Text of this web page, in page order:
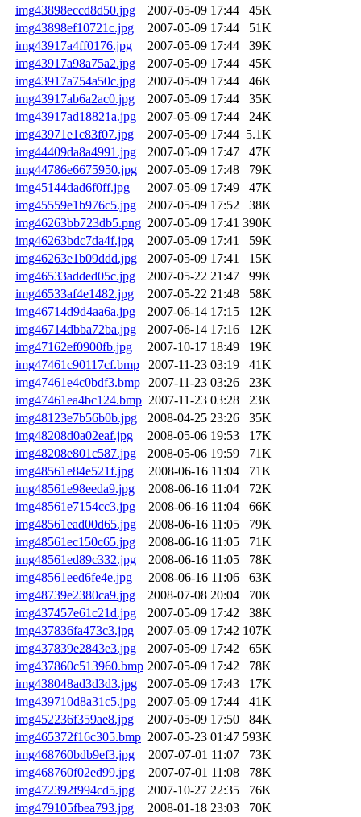
img43898eccd8d50.jpg
2007-05-09 17:44
45K
img43898ef10721c.jpg
2007-05-09 17:44
51K
img43917a4ff0176.jpg
2007-05-09 17:44
39K
img43917a98a75a2.jpg
2007-05-09 17:44
45K
img43917a754a50c.jpg
2007-05-09 17:44
46K
img43917ab6a2ac0.jpg
2007-05-09 17:44
35K
img43917ad18821a.jpg
2007-05-09 17:44
24K
img43971e1c83f07.jpg
2007-05-09 17:44 5.1K
img44409da8a4991.jpg
2007-05-09 17:47
47K
img44786e6675950.jpg
2007-05-09 17:48
79K
img45144dad6f0ff.jpg
2007-05-09 17:49
47K
img45559e1b976c5.jpg
2007-05-09 17:52
38K
img46263bb723db5.png 2007-05-09 17:41 390K
img46263bdc7da4f.jpg
2007-05-09 17:41
59K
img46263e1b09ddd.jpg
2007-05-09 17:41
15K
img46533added05c.jpg
2007-05-22 21:47
99K
img46533af4e1482.jpg
2007-05-22 21:48
58K
img46714d9d4aa6a.jpg
2007-06-14 17:15
12K
img46714dbba72ba.jpg
2007-06-14 17:16
12K
img47162ef0900fb.jpg
2007-10-17 18:49
19K
img47461c90117cf.bmp
2007-11-23 03:19
41K
img47461e4c0bdf3.bmp
2007-11-23 03:26
23K
img47461ea4bc124.bmp 2007-11-23 03:28
23K
img48123e7b56b0b.jpg
2008-04-25 23:26
35K
img48208d0a02eaf.jpg
2008-05-06 19:53
17K
img48208e801c587.jpg
2008-05-06 19:59
71K
img48561e84e521f.jpg
2008-06-16 11:04
71K
img48561e98eeda9.jpg
2008-06-16 11:04
72K
img48561e7154cc3.jpg
2008-06-16 11:04
66K
img48561ead00d65.jpg
2008-06-16 11:05
79K
img48561ec150c65.jpg
2008-06-16 11:05
71K
img48561ed89c332.jpg
2008-06-16 11:05
78K
img48561eed6fe4e.jpg
2008-06-16 11:06
63K
img48739e2380ca9.jpg
2008-07-08 20:04
70K
img437457e61c21d.jpg
2007-05-09 17:42
38K
img437836fa473c3.jpg
2007-05-09 17:42 107K
img437839e2843e3.jpg
2007-05-09 17:42
65K
img437860c513960.bmp 2007-05-09 17:42
78K
img438048ad3d3d3.jpg
2007-05-09 17:43
17K
img439710d8a31c5.jpg
2007-05-09 17:44
41K
img452236f359ae8.jpg
2007-05-09 17:50
84K
img465372f16c305.bmp 2007-05-23 01:47 593K
img468760bdb9ef3.jpg
2007-07-01 11:07
73K
img468760f02ed99.jpg
2007-07-01 11:08
78K
img472392f994cd5.jpg
2007-10-27 22:35
76K
img479105fbea793.jpg
2008-01-18 23:03
70K